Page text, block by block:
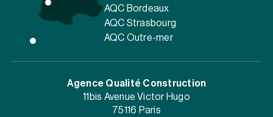
AQC Bordeaux
AQC Strasbourg
AQC Outre-mer
Agence Qualité Construction
11bis Avenue Victor Hugo
75116 Paris